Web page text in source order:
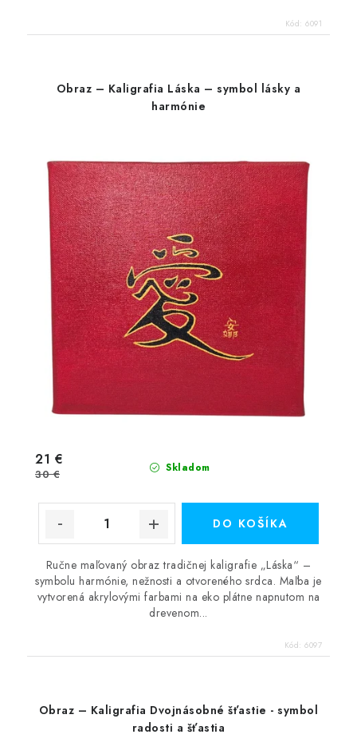
Kód: 6091
Obraz – Kaligrafia Láska – symbol lásky a
harmónie
Skladom
21 €
30 €
DO KOŠÍKA
Ručne maľovaný obraz tradičnej kaligrafie „Láska“ –
symbolu harmónie, nežnosti a otvoreného srdca. Maľba je
vytvorená akrylovými farbami na eko plátne napnutom na
drevenom...
Kód: 6097
Obraz – Kaligrafia Dvojnásobné šťastie - symbol
radosti a šťastia